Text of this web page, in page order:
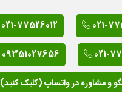
021-
021-77526012
021-
09351027656
و مشاوره در واتساپ (کلیک کنید)